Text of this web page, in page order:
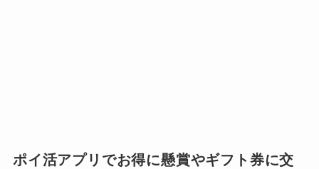
ポイ活アプリでお得に懸賞やギフト券に交